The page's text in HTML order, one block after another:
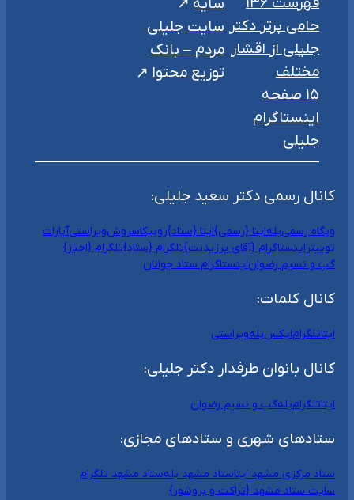
حامی برتر دکتر
جلیلی از اقشار
مختلف
۱۵ صفحه
اینستاگرام
جلیلی
سایه
سایت جلیلی
مردم – بانک
توزیع محتوا
کانال رسمی دکتر سعید جلیلی:
وبگاه رسمیبلهایتا {رسمی}ایتا {ستاد}روبیکاسروشویراستیآپارات
توییتراینستاگرام {آقای پرزیدنت}تلگرام {ستاد}تلگرام {اخبار}
گپ و نسیم رضواناینستاگرام ستاد جوانان
کانال کلمات:
ایتاتلگرامایکسبلهویراستی
کانال بانوان طرفدار دکتر جلیلی:
ایتاتلگرامبلهگپ و نسیم رضوان
ستادهای شهری و ستادهای مجازی:
ستاد مرکزی مشهد ایتاستاد مشهد بلهستاد مشهد تلگرام
سایت ستاد مشهد {تراکت و بروشور}